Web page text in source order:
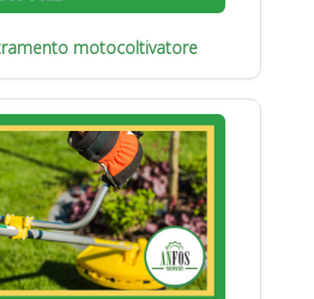
motocoltivatore